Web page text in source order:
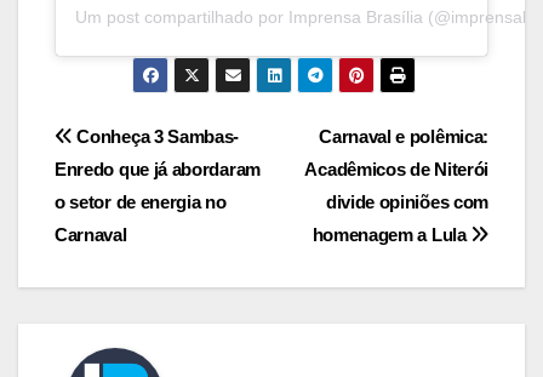
Um post compartilhado por Imprensa Brasília
Navegação
de
Post
Carnaval e polêmica:
Acadêmicos de Niterói
divide opiniões com
homenagem a Lula
Conheça 3 Sambas-
Enredo que já abordaram
o setor de energia no
Carnaval